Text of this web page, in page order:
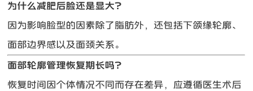
为什么减肥后脸还是显大？
因为影响脸型的因素除了脂肪外，还包括下颌缘轮廓、
面部边界感以及面颈关系。
面部轮廓管理恢复期长吗？
恢复时间因个体情况不同而存在差异，应遵循医生术后